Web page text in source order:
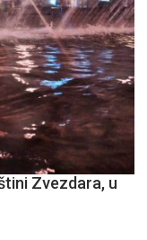
Zvezdara, u